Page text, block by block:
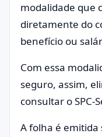
modalidade que
diretamente do
benefício ou
Com essa
seguro, assim,
consultar o SPC-
A folha é